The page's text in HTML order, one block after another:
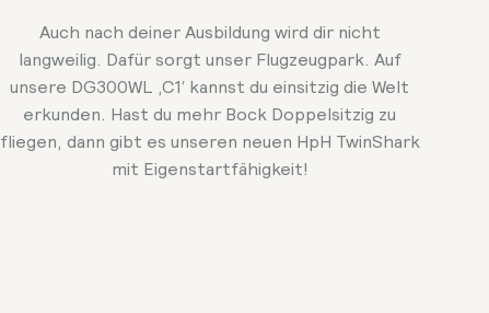
Auch nach deiner Ausbildung wird dir nicht
langweilig. Dafür sorgt unser Flugzeugpark. Auf
unsere DG300WL ‚C1‘ kannst du einsitzig die Welt
erkunden. Hast du mehr Bock Doppelsitzig zu
fliegen, dann gibt es unseren neuen HpH TwinShark
mit Eigenstartfähigkeit!